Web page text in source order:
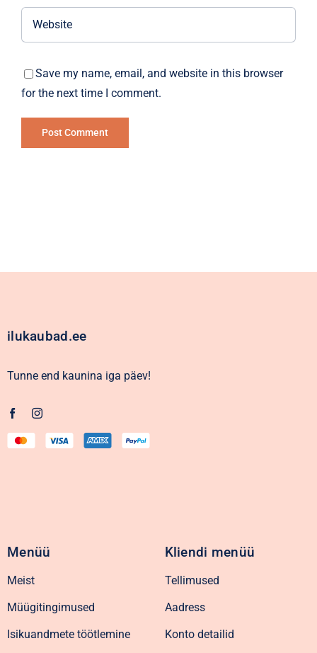
Save my name, email, and website in this browser
for the next time I comment.
ilukaubad.ee
Tunne end kaunina iga päev!
Menüü
Meist
Müügitingimused
Isikuandmete töötlemine
Kliendi menüü
Tellimused
Aadress
Konto detailid